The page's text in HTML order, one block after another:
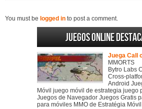
You must be logged in to post a comment.
Juegos online
Juega Call
MMORTS
Bytro Labs
Cross-
Android
Móvil juego móvil de estrategia juego
Juegos de Navegador Juegos Gratis
para móviles MMO de Estratégia